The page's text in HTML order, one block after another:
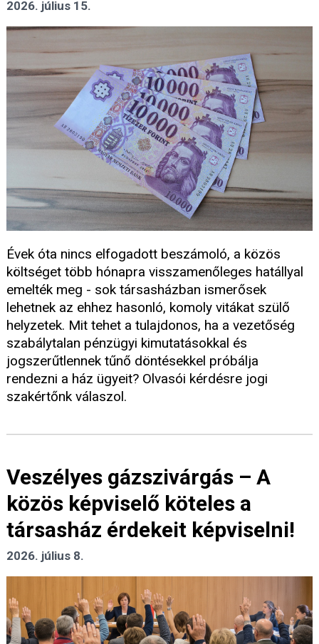
2026. július 15.
Évek óta nincs elfogadott beszámoló, a közös
költséget több hónapra visszamenőleges hatállyal
emelték meg - sok társasházban ismerősek
lehetnek az ehhez hasonló, komoly vitákat szülő
helyzetek. Mit tehet a tulajdonos, ha a vezetőség
szabálytalan pénzügyi kimutatásokkal és
jogszerűtlennek tűnő döntésekkel próbálja
rendezni a ház ügyeit? Olvasói kérdésre jogi
szakértőnk válaszol.
Veszélyes gázszivárgás – A
közös képviselő köteles a
társasház érdekeit képviselni!
2026. július 8.